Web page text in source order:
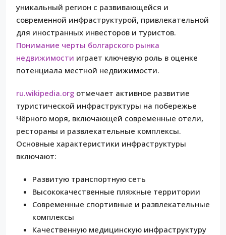
уникальный регион с развивающейся и
современной инфраструктурой, привлекательной
для иностранных инвесторов и туристов.
Понимание черты болгарского рынка
недвижимости играет ключевую роль в оценке
потенциала местной недвижимости.
ru.wikipedia.org отмечает активное развитие
туристической инфраструктуры на побережье
Чёрного моря, включающей современные отели,
рестораны и развлекательные комплексы.
Основные характеристики инфраструктуры
включают:
Развитую транспортную сеть
Высококачественные пляжные территории
Современные спортивные и развлекательные
комплексы
Качественную медицинскую инфраструктуру